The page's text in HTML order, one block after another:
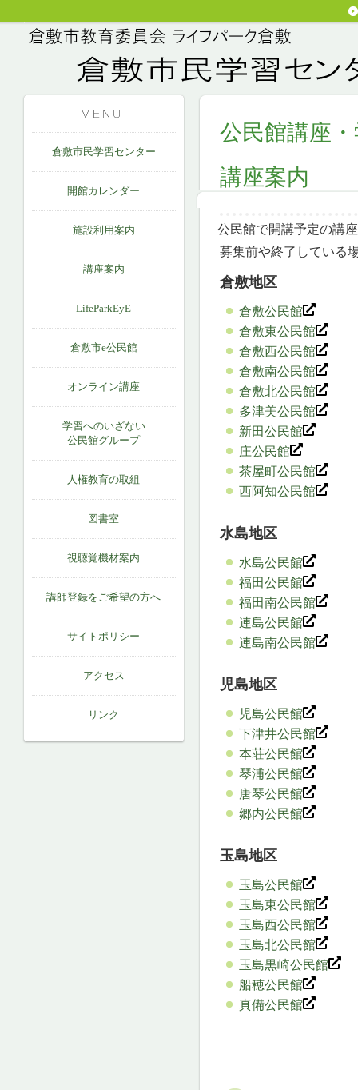
倉敷市民学習センター
開館カレンダー
施設利用案内
講座案内
LifeParkEyE
倉敷市e公民館
オンライン講座
学習へのいざない
公民館グループ
人権教育の取組
図書室
視聴覚機材案内
講師登録をご希望の方へ
サイトポリシー
アクセス
リンク
公民館講座
講座案内
公民館で開講予定の講
募集前や終了している
倉敷地区
倉敷公民館
倉敷東公民館
倉敷西公民館
倉敷南公民館
倉敷北公民館
多津美公民館
新田公民館
庄公民館
茶屋町公民館
西阿知公民館
水島地区
水島公民館
福田公民館
福田南公民館
連島公民館
連島南公民館
児島地区
児島公民館
下津井公民館
本荘公民館
琴浦公民館
唐琴公民館
郷内公民館
玉島地区
玉島公民館
玉島東公民館
玉島西公民館
玉島北公民館
玉島黒崎公民館
船穂公民館
真備公民館